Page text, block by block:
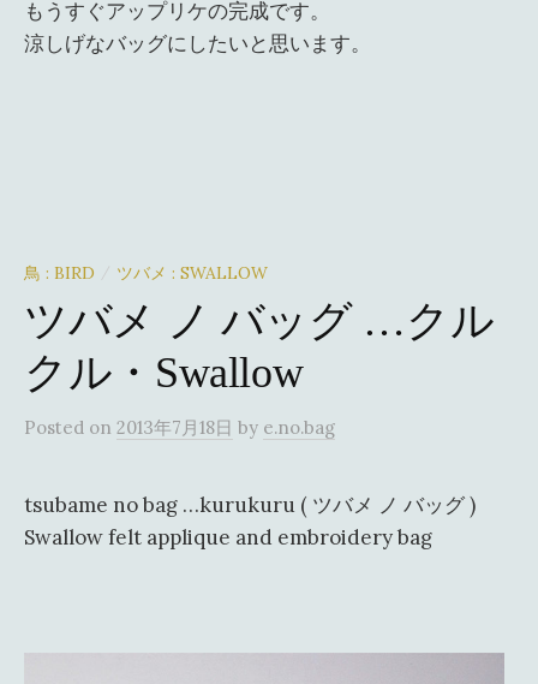
もうすぐアップリケの完成です。
涼しげなバッグにしたいと思います。
鳥 : BIRD / ツバメ : SWALLOW
ツバメ ノ バッグ …クル
クル・Swallow
Posted on 2013年7月18日 by e.no.bag
tsubame no bag …kurukuru ( ツバメ ノ バッグ )
Swallow felt applique and embroidery bag